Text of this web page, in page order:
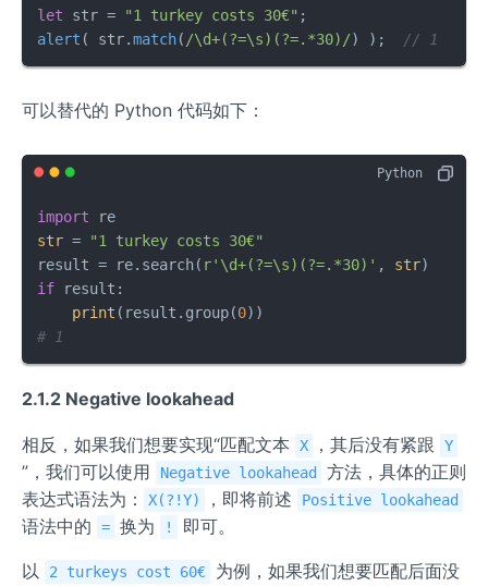
let str = "1 turkey costs 30€"
alert ( str.match( /\d+(?=\s)(?=.*30)/) ); // 1
可以替代的 Python 代码如下：
import
str =
"1 turkey costs 30€"
result = re.search( r'\d+(?=\s)(?=.*30)' , str
if result:
print (result.group(0
# 1
2.1.2 Negative lookahead
相反，如果我们想要实现“匹配文本 X ，其后没有紧跟 Y
”，我们可以使用 Negative lookahead
方法，具体的正则
表达式语法为：
X(?!Y) ，即将前述 Positive lookahead
语法中的 = 换为 ! 即可。
以 2 turkeys cost 60€
为例，如果我们想要匹配后面没